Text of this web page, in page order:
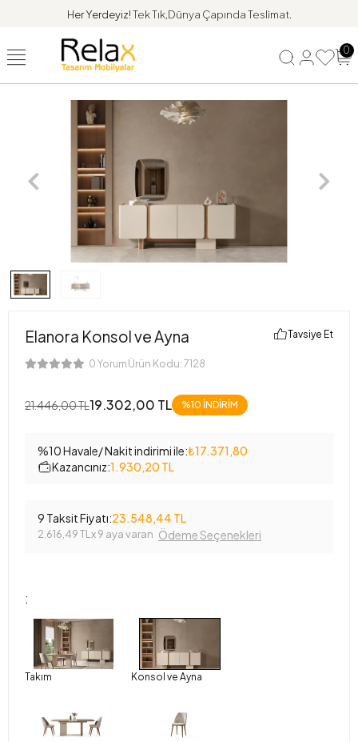
Her Yerdeyiz!Tek Tık,Dünya Çapında Teslimat.
0
Elanora Konsol ve Ayna
0 Yorum Ürün Kodu:7128
Tavsiye Et
21.446,00 TL19.302,00 TL %10 İNDİRİM
%10 Havale/ Nakit indirimi ile:₺17.371,80
Kazancınız:1.930,20 TL
9 Taksit Fiyatı:23.548,44 TL
2.616,49 TL x 9 aya varan Ödeme Seçenekleri
:
Takım Konsol ve Ayna